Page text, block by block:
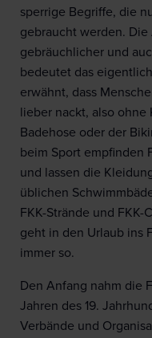
sperrige Begriffe, die
gebraucht werden. Die
gebräuchlicher und
bedeutet das
erwähnt, dass
lieber nackt, also
Badehose oder der
beim Sport empfinden
und lassen die
üblichen
FKK-Strände und
geht in den Urlaub ins
immer so.
Den Anfang nahm die
Jahren des 19.
Verbände und